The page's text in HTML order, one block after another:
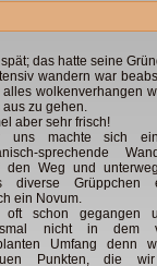
das hatte seine
wandern war
wolkenverhangen
zu gehen.
aber sehr frisch!
uns machte sich
sprechende
den Weg und
diverse Grüppchen
ein Novum.
oft schon gegangen
nicht in dem
Umfang denn
Punkten, die